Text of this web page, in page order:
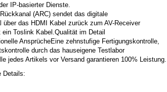
IP-basierter Dienste.
(ARC) sendet das digitale
über das HDMI Kabel zurück zum AV-Receiver
ein Toslink Kabel.Qualität im Detail
AnsprücheEine zehnstufige Fertigungskontrolle,
durch das hauseigene Testlabor
jedes Artikels vor Versand garantieren 100% Leistung.
Details: